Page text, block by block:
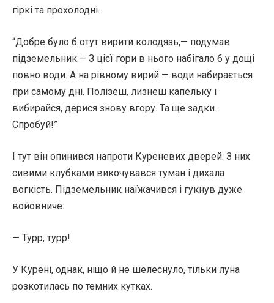
гіркі та прохолодні.
“Добре було б отут вирити колодязь,— подумав
підземельник.— З цієї гори в нього набігало б у дощі
повно води. А на рівному вирий — води набирається
при самому дні. Полізеш, лизнеш капельку і
вибирайся, дерися знову вгору. Та ще задки…
Спробуй!”
І тут він опинився напроти Куреневих дверей. З них
сивими клубками викочувався туман і дихала
вогкість. Підземельник наїжачився і гукнув дуже
войовниче:
— Турр, турр!
У Курені, однак, ніщо й не шелеснуло, тільки луна
розкотилась по темних кутках.